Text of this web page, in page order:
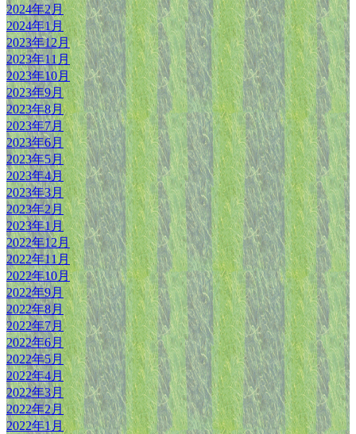
2024年2月
2024年1月
2023年12月
2023年11月
2023年10月
2023年9月
2023年8月
2023年7月
2023年6月
2023年5月
2023年4月
2023年3月
2023年2月
2023年1月
2022年12月
2022年11月
2022年10月
2022年9月
2022年8月
2022年7月
2022年6月
2022年5月
2022年4月
2022年3月
2022年2月
2022年1月